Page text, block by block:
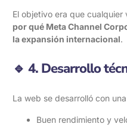
El objetivo era que
por qué Meta Channel
la expansión internacional.
🔹 4. Desarrollo
La web se desarrolló con
Buen rendimiento y